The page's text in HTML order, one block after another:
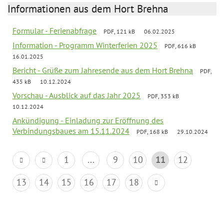
Informationen aus dem Hort Brehna
Formular - Ferienabfrage PDF, 121 kB 06.02.2025
Information - Programm Winterferien 2025
PDF, 616 kB
16.01.2025
Bericht - Grüße zum Jahresende aus dem Hort Brehna
PDF,
435 kB
10.12.2024
Vorschau - Ausblick auf das Jahr 2025
PDF, 353 kB
10.12.2024
Ankündigung - Einladung zur Eröffnung des
Verbindungsbaues am 15.11.2024
PDF, 168 kB 29.10.2024
1 ... 9 10 11
12
13
14 15 16 17 18